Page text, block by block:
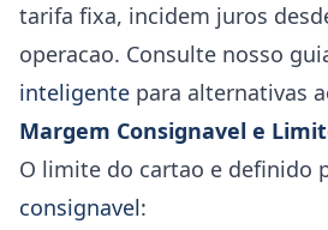
tarifa fixa, incidem juros
operacao. Consulte nosso
inteligente para alternativas
Margem Consignavel e
O limite do cartao e definido
consignavel: